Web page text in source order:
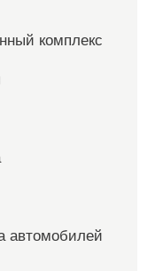
комплекс
автомобилей